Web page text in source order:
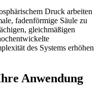
Druck arbeiten
fadenförmige Säule zu
gleichmäßigen
des Systems erhöhen
Anwendung